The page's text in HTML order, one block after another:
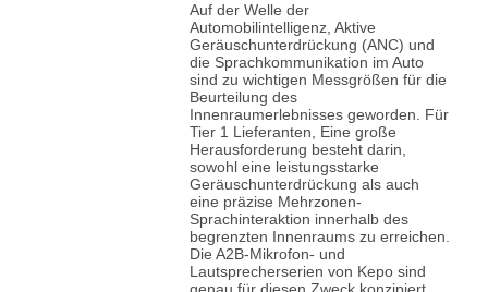
Auf der Welle der
Automobilintelligenz, Aktive
Geräuschunterdrückung (ANC) und
die Sprachkommunikation im Auto
sind zu wichtigen Messgrößen für die
Beurteilung des
Innenraumerlebnisses geworden. Für
Tier 1 Lieferanten, Eine große
Herausforderung besteht darin,
sowohl eine leistungsstarke
Geräuschunterdrückung als auch
eine präzise Mehrzonen-
Sprachinteraktion innerhalb des
begrenzten Innenraums zu erreichen.
Die A2B-Mikrofon- und
Lautsprecherserien von Kepo sind